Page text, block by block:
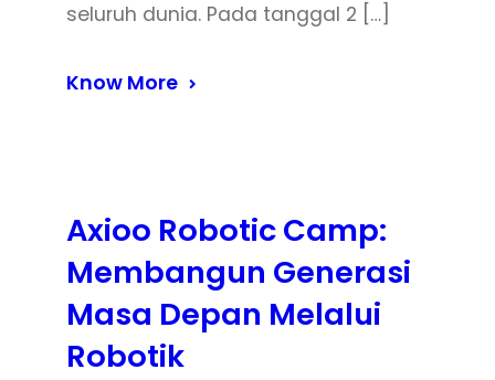
seluruh dunia. Pada tanggal 2 […]
Know More
Axioo Robotic Camp:
Membangun Generasi
Masa Depan Melalui
Robotik